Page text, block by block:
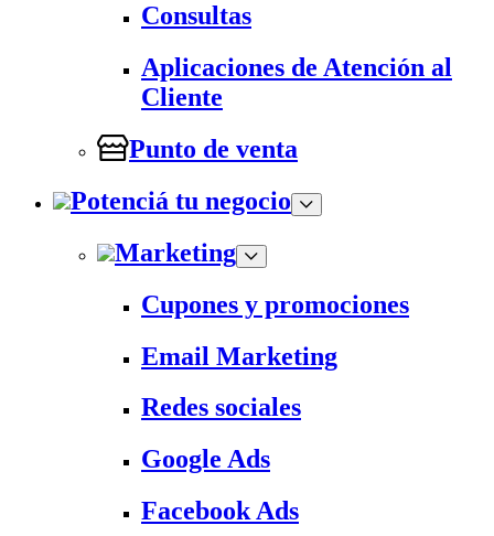
Consultas
Aplicaciones de Atención al
Cliente
Punto de venta
Potenciá tu negocio
Marketing
Cupones y promociones
Email Marketing
Redes sociales
Google Ads
Facebook Ads